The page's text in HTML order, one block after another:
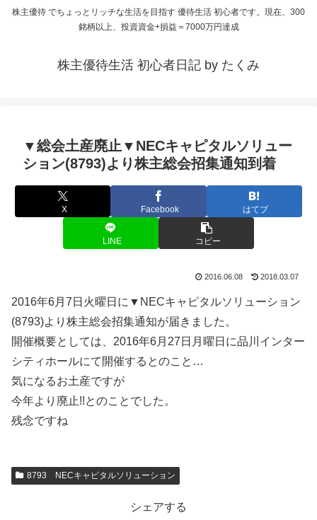
株主優待 でちょっとリッチな生活を目指す 優待生活 初心者です。現在、300
銘柄以上、投資資金+損益＝7000万円達成
株主優待生活 初心者日記 by たくみ
▼総会土産廃止▼NECキャピタルソリュー
ション(8793)より株主総会招集通知到着
X Facebook はてブ
LINE コピー
2016.06.08 2018.03.07
2016年6月7日火曜日に▼NECキャピタルソリューション
(8793)より株主総会招集通知が届きました。
開催概要としては、2016年6月27日月曜日に品川インター
シティホールにて開催するとのこと…
気になるお土産ですが
今年より廃止!!とのことでした。
残念ですね
8793 NECキャピタルソリューション
シェアする